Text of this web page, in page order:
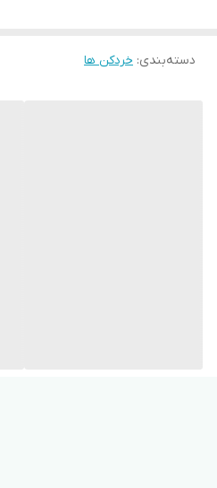
دسته‌بندی: خردکن ها